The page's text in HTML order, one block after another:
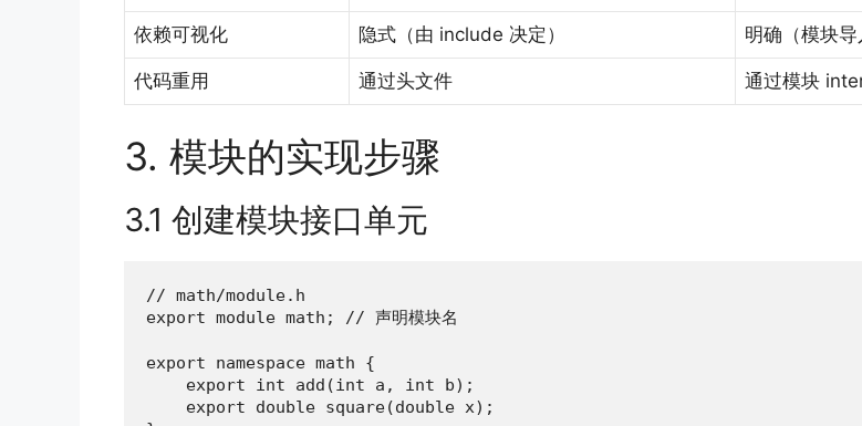
依赖可视化 隐式（由 include 决定） 明确（模块导
代码重用 通过头文件 通过模块
3. 模块的实现步骤
3.1 创建模块接口单元
// math/module.h
export module math; // 声明模块名
export namespace math {
    export int add(int a, int b);
    export double square(double x);